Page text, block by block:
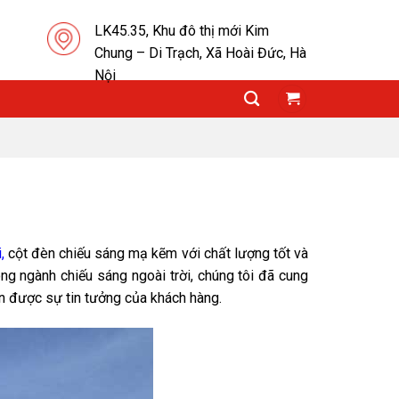
LK45.35, Khu đô thị mới Kim
Chung – Di Trạch, Xã Hoài Đức, Hà
Nội
,cột đèn chiếu sáng mạ kẽm với chất lượng tốt và
ngành chiếu sáng ngoài trời, chúng tôi đã cung
được sự tin tưởng của khách hàng.